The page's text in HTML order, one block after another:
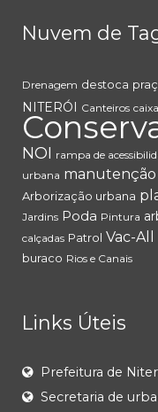
Nuvem de
Drenagem destoca
NITERÓI
Canteiros caixa
NOI rampa de
urbana manutenção
Arborização urbana
Jardins Poda Pintura
calçadas Patrol Vac-All
buraco Rios e Canais
Links Úteis
Prefeitura de
Secretaria de